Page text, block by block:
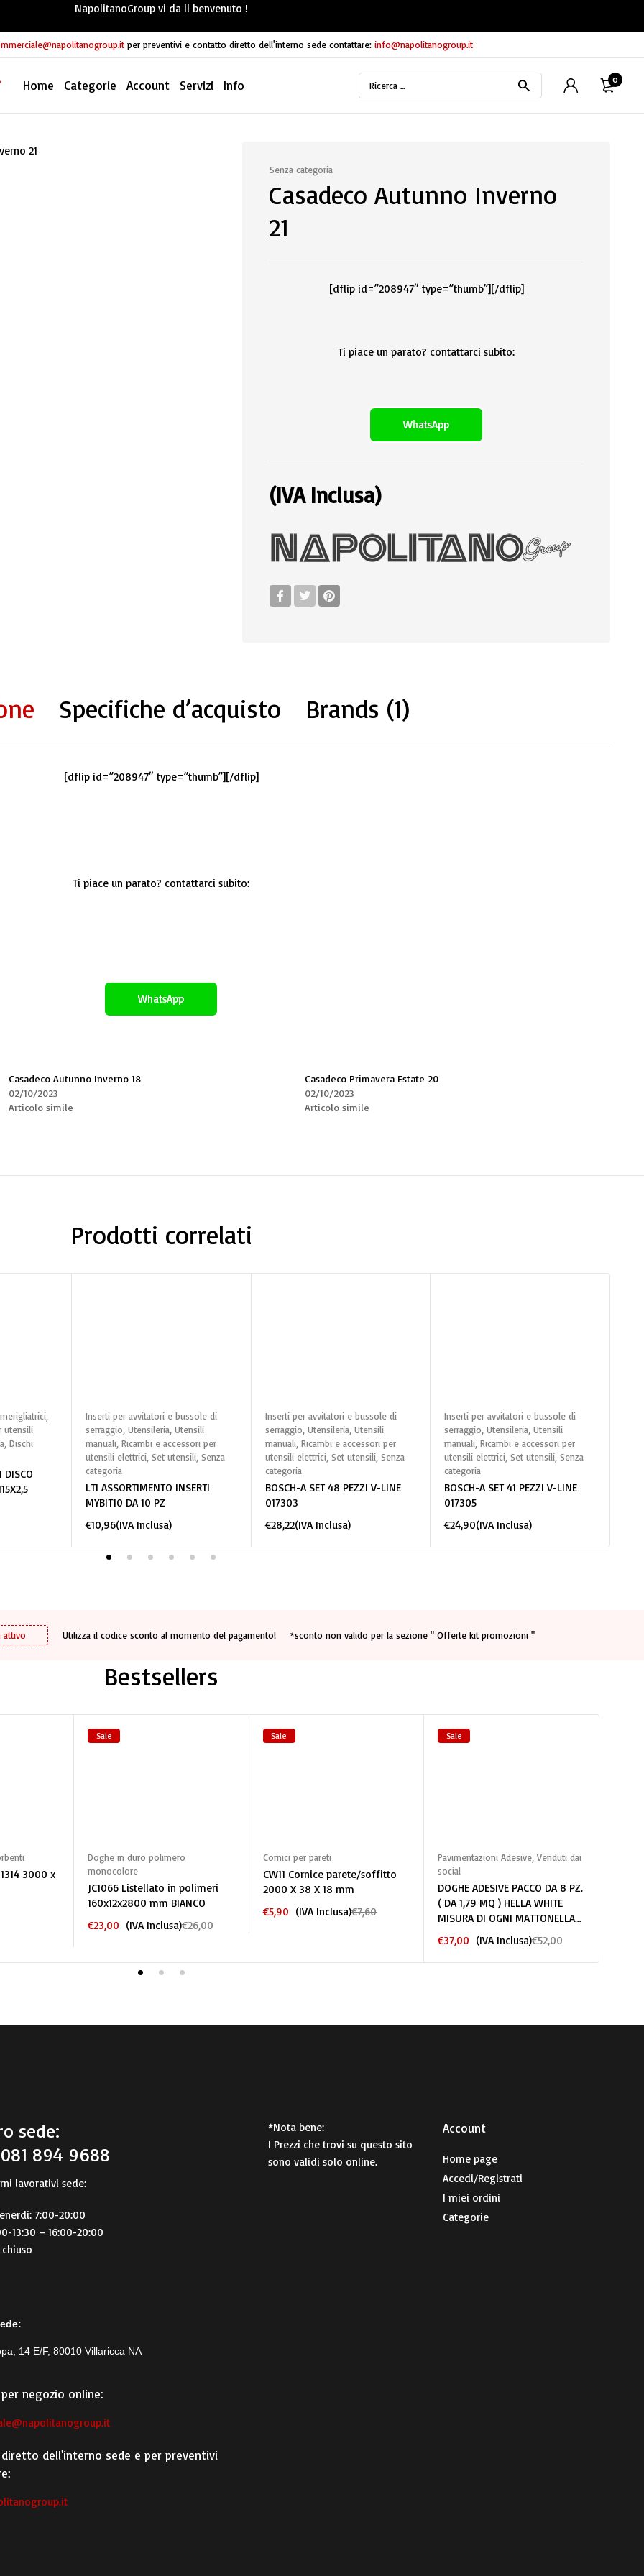
NapolitanoGroup vi da il benvenuto !
per preventivi e contatto diretto dell'interno sede contattare: info@napolitanogroup.it
Home Categorie Account Servizi Info 0
Senza categoria
Casadeco Autunno Inverno
21
[dflip id=”208947″ type=”thumb”][/dflip]
Ti piace un parato? contattarci subito:
WhatsApp
(IVA Inclusa)
Specifiche d’acquisto Brands (1)
[dflip id=”208947″ type=”thumb”][/dflip]
Ti piace un parato? contattarci subito:
WhatsApp
Casadeco Autunno Inverno 18
02/10/2023
Articolo simile
Casadeco Primavera Estate 20
02/10/2023
Articolo simile
Prodotti correlati
,
utensili
Dischi
DISCO
Aggiungi al carrello
Inserti per avvitatori e bussole di
serraggio ,Utensileria ,Utensili
manuali ,Ricambi e accessori per
utensili elettrici ,Set utensili ,Senza
categoria
LTI ASSORTIMENTO INSERTI
MYBIT10 DA 10 PZ
€10,96(IVA Inclusa)
Aggiungi al carrello
Inserti per avvitatori e bussole di
serraggio Utensileria Utensili
manuali, Ricambi e accessori per
utensili elettrici, Set utensili, Senza
categoria
BOSCH-A SET 48 PEZZI V-LINE
017303
€28,22(IVA Inclusa)
Aggiungi al carrello
Inserti per avvitatori e bussole di
serraggio ,Utensileria ,Utensili
manuali ,Ricambi e accessori per
utensili elettrici ,Set utensili ,Senza
categoria
BOSCH-A SET 41 PEZZI V-LINE
017305
€24,90(IVA Inclusa)
attivo Utilizza il codice sconto al momento del pagamento! *sconto non valido per la sezione " Offerte kit promozioni "
Bestsellers
3000 x
Sale
Aggiungi al carrello
Doghe in duro polimero
monocolore
JC1066 Listellato in polimeri
160x12x2800 mm BIANCO
€26,00
€23,00 (IVA Inclusa)
Sale
Aggiungi al carrello
Cornici per pareti
CW11 Cornice parete/soffitto
2000 X 38 X 18 mm
€7,60
€5,90 (IVA Inclusa)
Sale
Aggiungi al carrello
Pavimentazioni Adesive ,Venduti dai
social
DOGHE ADESIVE PACCO DA 8 PZ.
( DA 1,79 MQ ) HELLA WHITE
MISURA DI OGNI MATTONELLA
18,4X121,9CM
€52,00
€37,00 (IVA Inclusa)
sede:
894 9688
lavorativi sede:
7:00-20:00
13:30 – 16:00-20:00
14 E/F, 80010 Villaricca NA
negozio online:
dell'interno sede e per preventivi
*Nota bene:
I Prezzi che trovi su questo sito
sono validi solo online.
Account​
Home page
Accedi/Registrati
I miei ordini
Categorie